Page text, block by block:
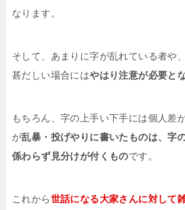
なります。
そして、あまりに字が乱れている者や
甚だしい場合にはやはり注意が必要と
もちろん、字の上手い下手には個人差
が乱暴・投げやりに書いたものは、字
係わらず見分けが付くものです。
これから世話になる大家さんに対して